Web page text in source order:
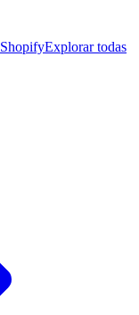
ShopifyExplorar todas